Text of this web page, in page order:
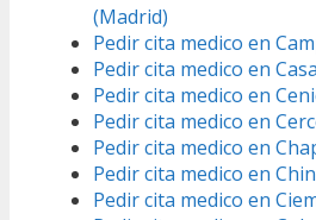
(Madrid)
Pedir cita medico en
Pedir cita medico en
Pedir cita medico en
Pedir cita medico en
Pedir cita medico en
Pedir cita medico en
Pedir cita medico en